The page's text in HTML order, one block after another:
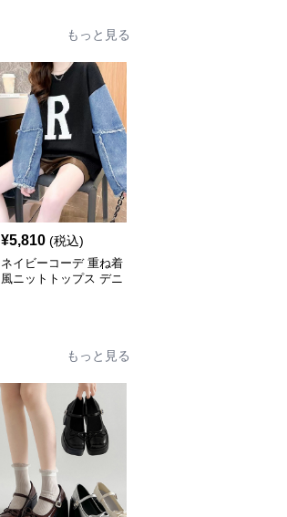
もっと見る
¥5,810 (税込)
ネイビーコーデ 重ね着
風ニットトップス デニ
もっと見る